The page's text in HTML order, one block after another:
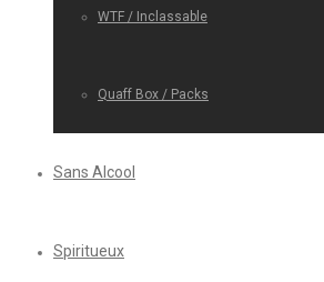
WTF / Inclassable
Quaff Box / Packs
Sans Alcool
Spiritueux